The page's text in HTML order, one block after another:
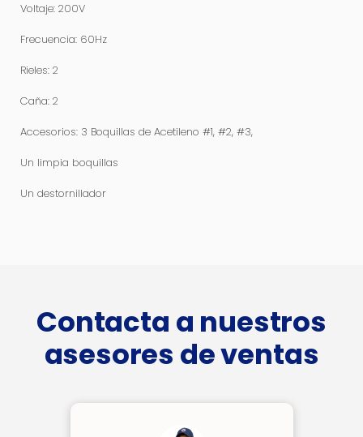
Voltaje: 200V
Frecuencia: 60Hz
Rieles: 2
Caña: 2
Accesorios: 3 Boquillas de Acetileno #1, #2, #3,
Un limpia boquillas
Un destornillador
Contacta a nuestros
asesores de ventas